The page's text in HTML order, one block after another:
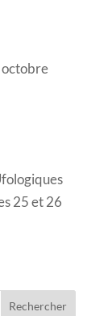
octobre
25 et 26